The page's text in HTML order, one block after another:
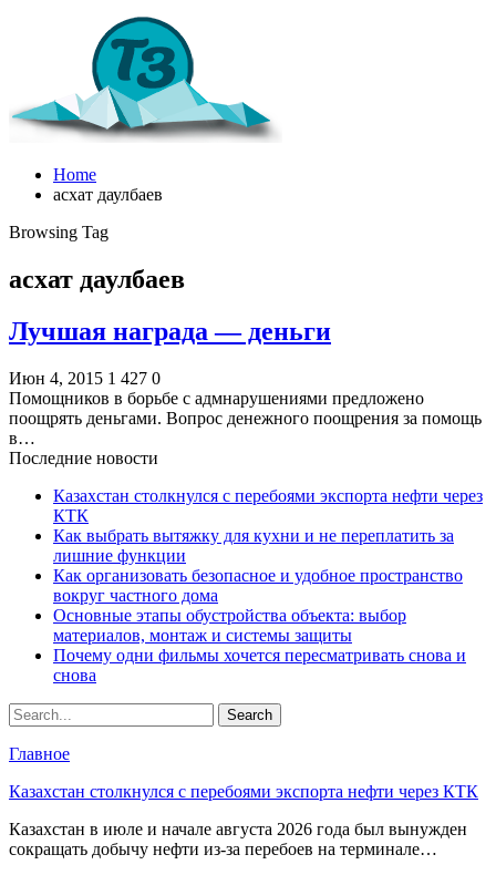
Home
асхат даулбаев
Browsing Tag
асхат даулбаев
Лучшая награда — деньги
Июн 4, 2015 1 427 0
Помощников в борьбе с адмнарушениями предложено
поощрять деньгами. Вопрос денежного поощрения за помощь
в…
Последние новости
Казахстан столкнулся с перебоями экспорта нефти через
КТК
Как выбрать вытяжку для кухни и не переплатить за
лишние функции
Как организовать безопасное и удобное пространство
вокруг частного дома
Основные этапы обустройства объекта: выбор
материалов, монтаж и системы защиты
Почему одни фильмы хочется пересматривать снова и
снова
Главное
Казахстан столкнулся с перебоями экспорта нефти через КТК
Казахстан в июле и начале августа 2026 года был вынужден
сокращать добычу нефти из-за перебоев на терминале…